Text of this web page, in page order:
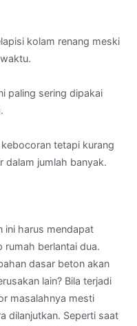
kolam renang meski
paling sering dipakai
tetapi kurang
dalam jumlah banyak.
ini harus mendapat
rumah berlantai dua.
dasar beton akan
lain? Bila terjadi
masalahnya mesti
dilanjutkan. Seperti saat